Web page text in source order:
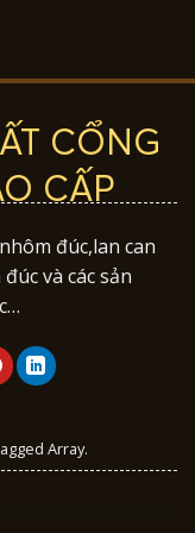
CỔNG
CẤP
đúc,lan can
và các sản
Array.